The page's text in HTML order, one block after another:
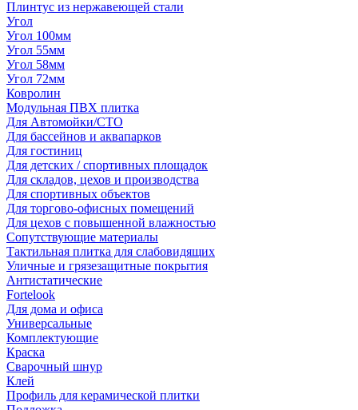
Плинтус из нержавеющей стали
Угол
Угол 100мм
Угол 55мм
Угол 58мм
Угол 72мм
Ковролин
Модульная ПВХ плитка
Для Автомойки/СТО
Для бассейнов и аквапарков
Для гостиниц
Для детских / спортивных площадок
Для складов, цехов и производства
Для спортивных объектов
Для торгово-офисных помещений
Для цехов с повышенной влажностью
Сопутствующие материалы
Тактильная плитка для слабовидящих
Уличные и грязезащитные покрытия
Антистатические
Fortelook
Для дома и офиса
Универсальные
Комплектующие
Краска
Сварочный шнур
Клей
Профиль для керамической плитки